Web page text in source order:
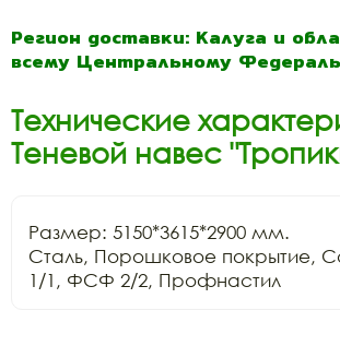
Регион доставки: Калуга и
всему Центральному
Технические
Теневой навес
Размер: 5150*3615*2900 мм.
Сталь, Порошковое покрытие,
1/1, ФСФ 2/2, Профнастил